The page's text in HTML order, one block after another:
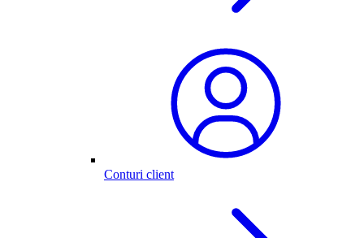
Conturi client